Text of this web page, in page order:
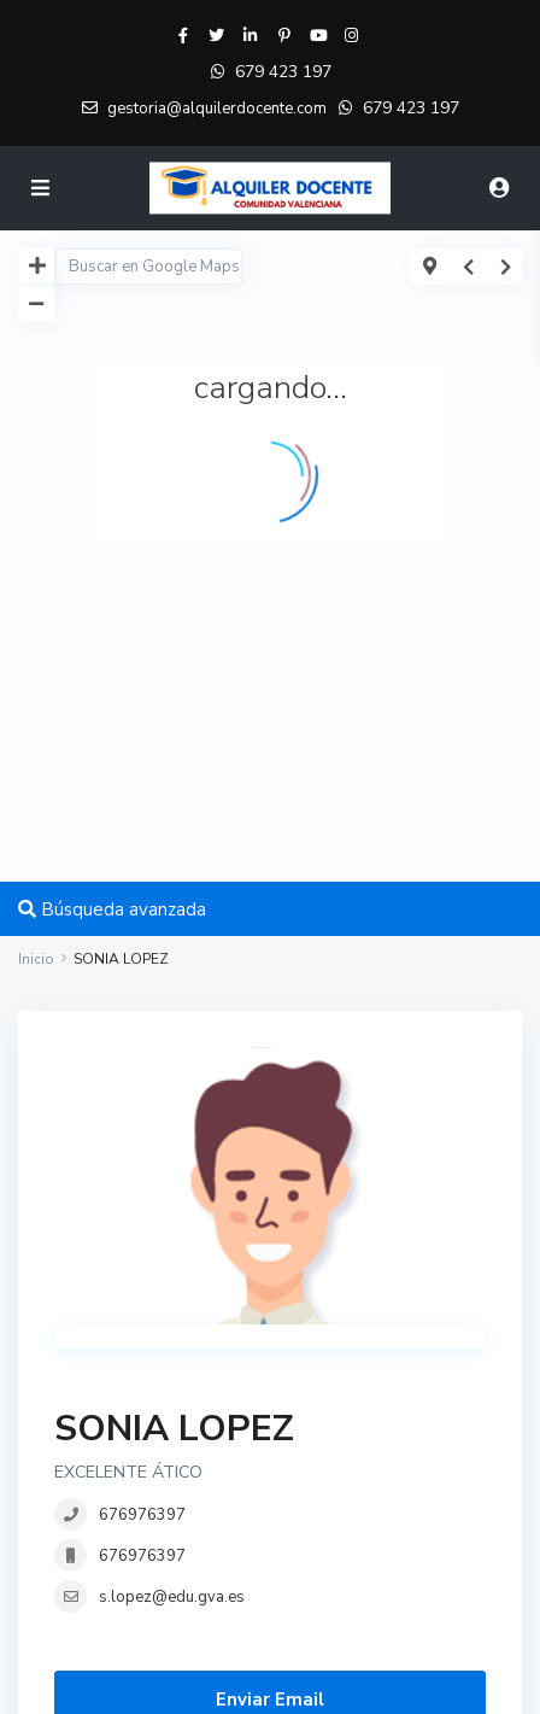
679 423 197
gestoria@alquilerdocente.com 679 423 197
cargando...
Búsqueda avanzada
Inicio SONIA LOPEZ
SONIA LOPEZ
EXCELENTE ÁTICO
676976397
676976397
s.lopez@edu.gva.es
Enviar Email